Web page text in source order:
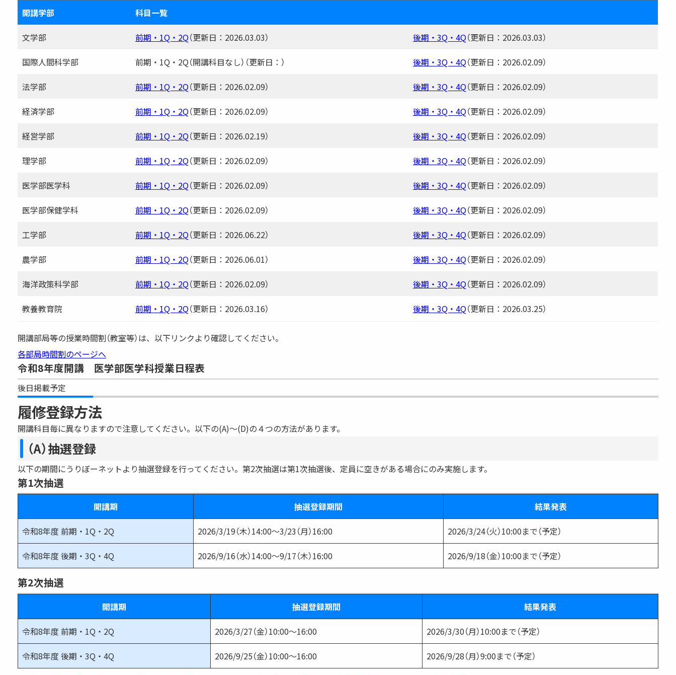
開講学部 科目一覧
文学部 前期・1Q・2Q（更新日：2026.03.03） 後期・3Q・4Q（更新日：2026.03.03）
国際人間科学部 前期・1Q・2Q（開講科目なし）（更新日：） 後期・3Q・4Q（更新日：2026.02.09）
法学部 前期・1Q・2Q（更新日：2026.02.09） 後期・3Q・4Q（更新日：2026.02.09）
経済学部 前期・1Q・2Q（更新日：2026.02.09） 後期・3Q・4Q（更新日：2026.02.09）
経営学部 前期・1Q・2Q（更新日：2026.02.19） 後期・3Q・4Q（更新日：2026.02.09）
理学部 前期・1Q・2Q（更新日：2026.02.09） 後期・3Q・4Q（更新日：2026.02.09）
医学部医学科 前期・1Q・2Q（更新日：2026.02.09） 後期・3Q・4Q（更新日：2026.02.09）
医学部保健学科 前期・1Q・2Q（更新日：2026.02.09） 後期・3Q・4Q（更新日：2026.02.09）
工学部 前期・1Q・2Q（更新日：2026.06.22） 後期・3Q・4Q（更新日：2026.02.09）
農学部 前期・1Q・2Q（更新日：2026.06.01） 後期・3Q・4Q（更新日：2026.02.09）
海洋政策科学部 前期・1Q・2Q（更新日：2026.02.09） 後期・3Q・4Q（更新日：2026.02.09）
教養教育院 前期・1Q・2Q（更新日：2026.03.16） 後期・3Q・4Q（更新日：2026.03.25）
開講部局等の授業時間割（教室等）は、以下リンクより確認してください。
各部局時間割のページへ
令和8年度開講 医学部医学科授業日程表
後日掲載予定
履修登録方法
開講科目毎に異なりますので注意してください。以下の(A)～(D)の４つの方法があります。
（A）抽選登録
以下の期間にうりぼーネットより抽選登録を行ってください。第2次抽選は第1次抽選後、定員に空きがある場合にのみ実施します。
第1次抽選
開講期 抽選登録期間 結果発表
令和8年度 前期・1Q・2Q 2026/3/19（木）14:00〜3/23（月）16:00 2026/3/24（火）10:00まで（予定）
令和8年度 後期・3Q・4Q 2026/9/16（水）14:00～9/17（木）16:00 2026/9/18（金）10:00まで（予定）
第2次抽選
開講期 抽選登録期間 結果発表
令和8年度 前期・1Q・2Q 2026/3/27（金）10:00〜16:00 2026/3/30（月）10:00まで（予定）
令和8年度 後期・3Q・4Q 2026/9/25（金）10:00～16:00 2026/9/28（月）9:00まで（予定）